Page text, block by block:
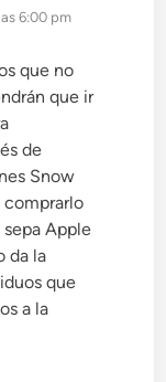
6:00 pm
que no
que ir
de
Snow
comprarlo
Apple
da la
que
a la